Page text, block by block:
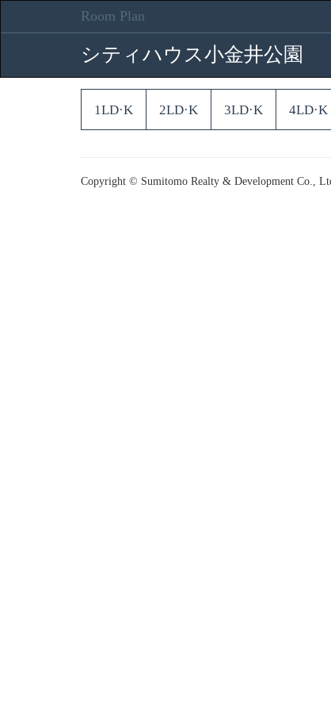
Room Plan
シティハウス小金井公園
1LD·K 2LD·K 3LD·K 4LD·K
Copyright © Sumitomo Realty & Development Co.,